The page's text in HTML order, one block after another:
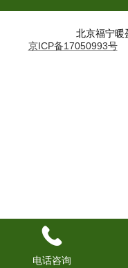
北京福宁暖
京ICP备17050993号
电话咨询